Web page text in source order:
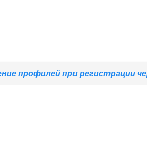
профилей при регистрации